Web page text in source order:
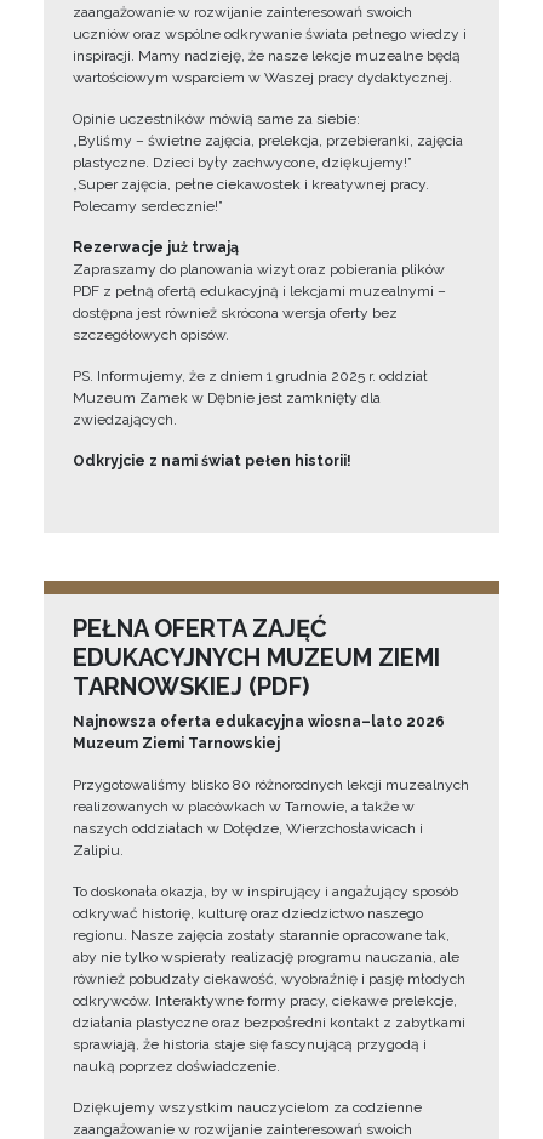
zaangażowanie w rozwijanie zainteresowań swoich
uczniów oraz wspólne odkrywanie świata pełnego wiedzy i
inspiracji. Mamy nadzieję, że nasze lekcje muzealne będą
wartościowym wsparciem w Waszej pracy dydaktycznej.
Opinie uczestników mówią same za siebie:
„Byliśmy – świetne zajęcia, prelekcja, przebieranki, zajęcia
plastyczne. Dzieci były zachwycone, dziękujemy!”
„Super zajęcia, pełne ciekawostek i kreatywnej pracy.
Polecamy serdecznie!”
Rezerwacje już trwają
Zapraszamy do planowania wizyt oraz pobierania plików
PDF z pełną ofertą edukacyjną i lekcjami muzealnymi –
dostępna jest również skrócona wersja oferty bez
szczegółowych opisów.
PS. Informujemy, że z dniem 1 grudnia 2025 r. oddział
Muzeum Zamek w Dębnie jest zamknięty dla
zwiedzających.
Odkryjcie z nami świat pełen historii!
PEŁNA OFERTA ZAJĘĆ
EDUKACYJNYCH MUZEUM ZIEMI
TARNOWSKIEJ (PDF)
Najnowsza oferta edukacyjna wiosna–lato 2026
Muzeum Ziemi Tarnowskiej
Przygotowaliśmy blisko 80 różnorodnych lekcji muzealnych
realizowanych w placówkach w Tarnowie, a także w
naszych oddziałach w Dołędze, Wierzchosławicach i
Zalipiu.
To doskonała okazja, by w inspirujący i angażujący sposób
odkrywać historię, kulturę oraz dziedzictwo naszego
regionu. Nasze zajęcia zostały starannie opracowane tak,
aby nie tylko wspierały realizację programu nauczania, ale
również pobudzały ciekawość, wyobraźnię i pasję młodych
odkrywców. Interaktywne formy pracy, ciekawe prelekcje,
działania plastyczne oraz bezpośredni kontakt z zabytkami
sprawiają, że historia staje się fascynującą przygodą i
nauką poprzez doświadczenie.
Dziękujemy wszystkim nauczycielom za codzienne
zaangażowanie w rozwijanie zainteresowań swoich